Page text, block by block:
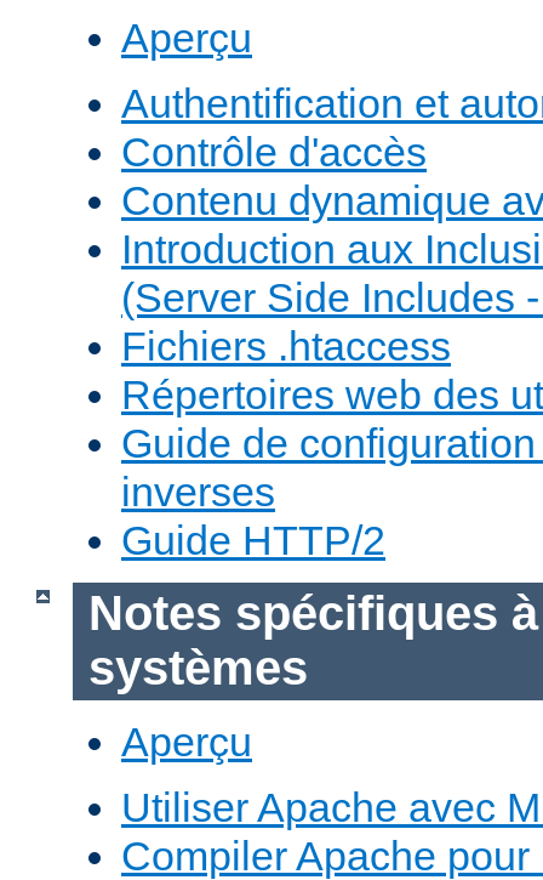
Aperçu
Authentification et
Contrôle d'accès
Contenu dynamique
Introduction aux
(Server Side Includes
Fichiers .htaccess
Répertoires web des
Guide de
inverses
Guide HTTP/2
Notes spécifiques
systèmes
Aperçu
Utiliser Apache avec
Compiler Apache